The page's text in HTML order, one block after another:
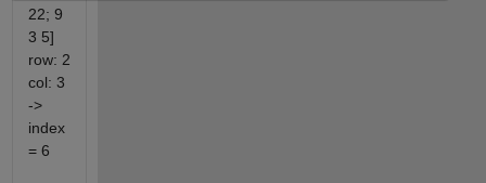
22; 9
3 5]
row: 2
col: 3
->
index
= 6